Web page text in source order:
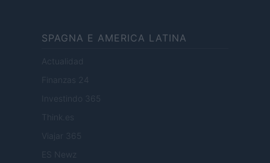
SPAGNA E AMERICA LATINA
Actualidad
Finanzas 24
Investindo 365
Think.es
Viajar 365
ES Newz